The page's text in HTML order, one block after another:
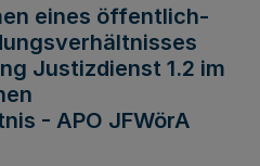
eines öffentlich-
Justizdienst 1.2 im
- APO JFWörA